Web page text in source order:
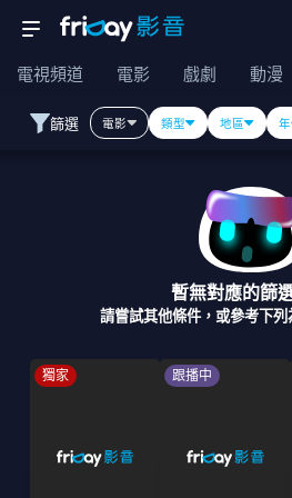
電視頻道 電影 戲劇 動漫
篩選 電影 類型 地區
暫無對應的篩
請嘗試其他條件，或參考下列
獨家 跟播中